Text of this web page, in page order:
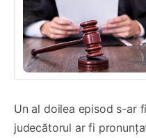
Un al doilea episod s-ar
judecătorul ar fi